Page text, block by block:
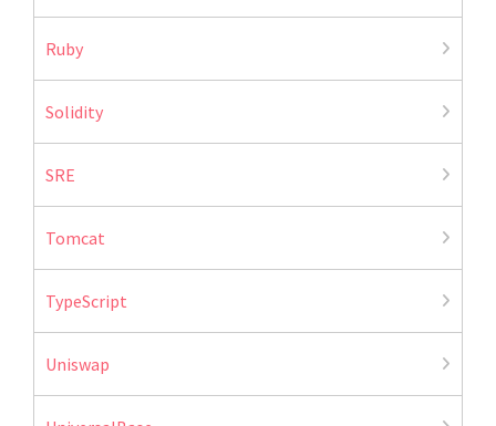
Ruby
Solidity
SRE
Tomcat
TypeScript
Uniswap